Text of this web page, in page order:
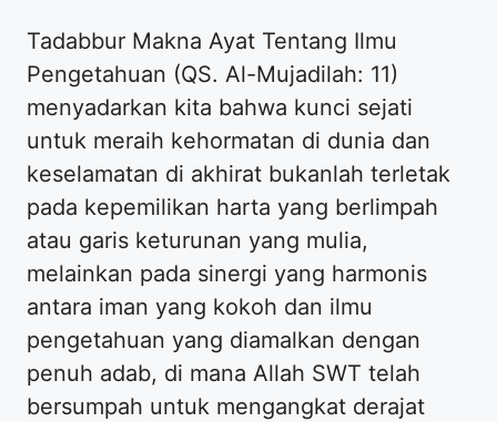
Tadabbur Makna Ayat Tentang Ilmu
Pengetahuan (QS. Al-Mujadilah: 11)
menyadarkan kita bahwa kunci sejati
untuk meraih kehormatan di dunia dan
keselamatan di akhirat bukanlah terletak
pada kepemilikan harta yang berlimpah
atau garis keturunan yang mulia,
melainkan pada sinergi yang harmonis
antara iman yang kokoh dan ilmu
pengetahuan yang diamalkan dengan
penuh adab, di mana Allah SWT telah
bersumpah untuk mengangkat derajat